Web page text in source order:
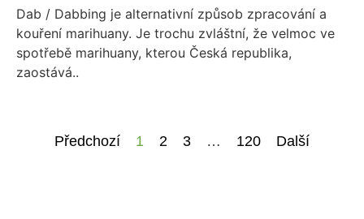
Dab / Dabbing je alternativní způsob zpracování a
kouření marihuany. Je trochu zvláštní, že velmoc ve
spotřebě marihuany, kterou Česká republika,
zaostává..
Předchozí 1 2 3 … 120 Další